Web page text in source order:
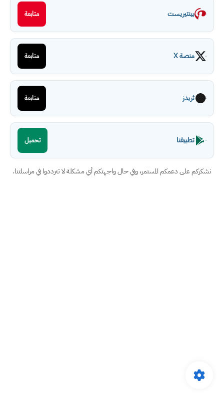
بينتيريست متابعة
منصة X متابعة
ثريدز متابعة
تطبيقنا تحميل
نشكركم على دعمكم المستمر، وفي حال واجهتكم أي مشكلة لا تترددوا في مراسلتنا.